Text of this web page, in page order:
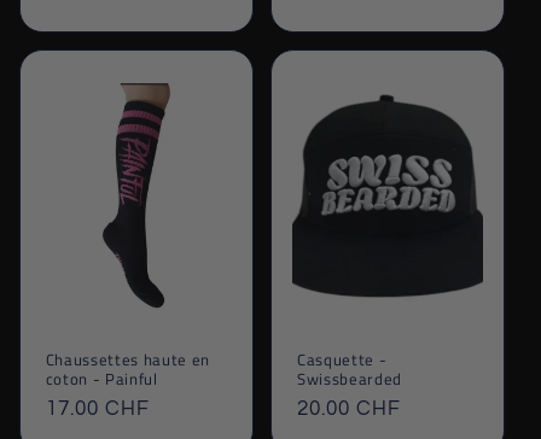
Chaussettes haute en
coton - Painful
Prix
17.00 CHF
Casquette -
Swissbearded
Prix
20.00 CHF